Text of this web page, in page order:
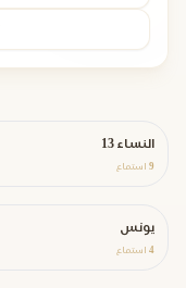
النساء 13
9 استماع
يونس
4 استماع